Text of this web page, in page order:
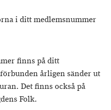
i ditt medlemsnummer
finns på ditt
årligen sänder ut
Det finns också på
Folk.